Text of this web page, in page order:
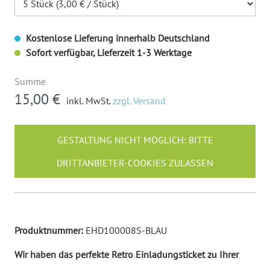
Kostenlose Lieferung innerhalb Deutschland
Sofort verfügbar, Lieferzeit 1-3 Werktage
Summe
15,00 € inkl. MwSt.zzgl. Versand
GESTALTUNG NICHT MÖGLICH: BITTE
DRITTANBIETER-COOKIES ZULASSEN
Produktnummer: EHD100008S-BLAU
Wir haben das perfekte Retro Einladungsticket zu Ihrer